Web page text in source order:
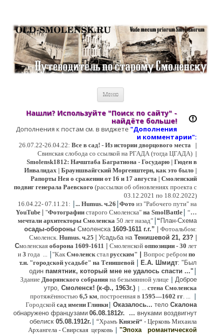
открытки, карты …
Меню
Нашли? Используйте "Поиск по сайту" -
найдёте больше!
Дополнения к постам см. в виджете "Дополнения
и комментарии":
26.07.22-26.04.22: Все в сад! - Из истории дворцового места
|
Свинская слобода со ссылкой на РГАДА (тогда ЦГАДА) |
Smolensk1812: Начштаба Багратиона - Государю | Гюден в
Инвалидах | Брауншвайгский Моргенштерн, как это было |
Рапорты Нея о сражении от 16 и 17 августа | Смоленский
подвиг генерала Раевского (рассылки об обновлениях проекта с
03.12.2021 по 18.02.2022)
16.04.22- 07.11.21: |... Humus. ч.26 |Фото из "Рабочего пути" на
YouTube
"Фотографии старого Смоленска" на SmolBattle | “…
мечтали архитекторы Смоленска 50 лет назад” | “ План-Схема
осады-обороны Смоленска 1609-1611 г.г.”
Фотоальбом:
Смоленск. Humus. ч.25 | Усадьба на Тенишевой 21, 23?
Смоленская оборона 1609-1611 Смоленской оппозиции - 30 лет
и 3 года ... |"Как Смоленскстал русским" Вопрос ребром по
т.н. "городской усадьбе" на Тенишевой | Е.А. Шмидт: "Был
один памятник, который мне не удалось спасти ..." |
Здание Дворянского собрания на безымянной улице | Доброе
утро, Смоленск! (к-ф., 1963г.) | ... стена Смоленска
протяжённостью 6,5 км, построенная в 1595—1602 гг. ... |
Городской сад имени Глинки | Оказалось... тело Скалона
обнаружено французами 06.08.1812г. … внуками воздвигнут
обелиск 05.08.1912г. | “Храмъ Князей“ - Церковь Михаила
Архангела - Свирская церковь | "Эпохаромантической